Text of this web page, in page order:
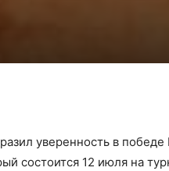
уверенность в
состоится 12 июля на